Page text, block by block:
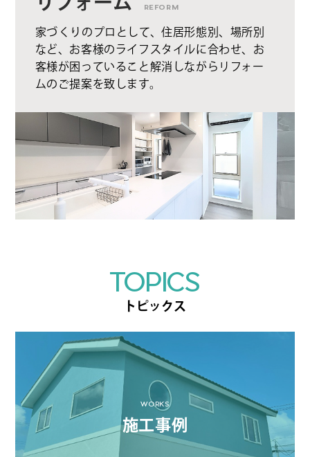
REFORM
家づくりのプロとして、住居形態別、場所別
など、お客様のライフスタイルに合わせ、お
客様が困っていること解消しながらリフォー
ムのご提案を致します。
TOPICS
トピックス
WORKS
施工事例